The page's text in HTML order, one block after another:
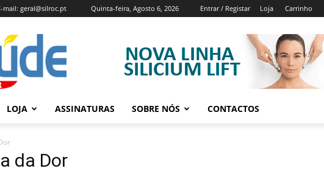
Quinta-feira, Agosto 6, 2026 Entrar / Registar Loja Carrinho
mail: geral@silroc.pt
Revista
Saúde
e
Bem
Estar
Edição
LOJA ASSINATURAS SOBRE NÓS CONTACTOS
da Dor